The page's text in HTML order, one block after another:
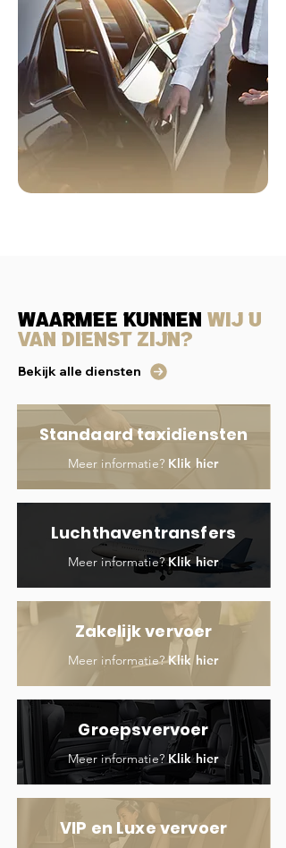
Waarmee kunnen wij u
van dienst zijn?
Bekijk alle diensten
Standaard taxidiensten
Meer informatie? Klik hier
Luchthaventransfers
Meer informatie?Klik hier
Zakelijk vervoer
Meer informatie?Klik hier
Groepsvervoer
Meer informatie?Klik hier
VIP en Luxe vervoer